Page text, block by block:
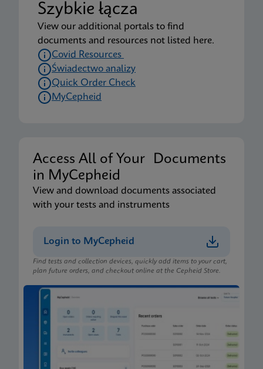
Szybkie łącza
View our additional portals to find
documents and resources not listed here.
Covid Resources
Świadectwo analizy
Quick Order Check
MyCepheid
Access All of Your Documents
in MyCepheid
View and download documents associated
with your tests and instruments
Login to MyCepheid
Find tests and collection devices, quickly add items to your cart,
plan future orders, and checkout online at the Cepheid Store.